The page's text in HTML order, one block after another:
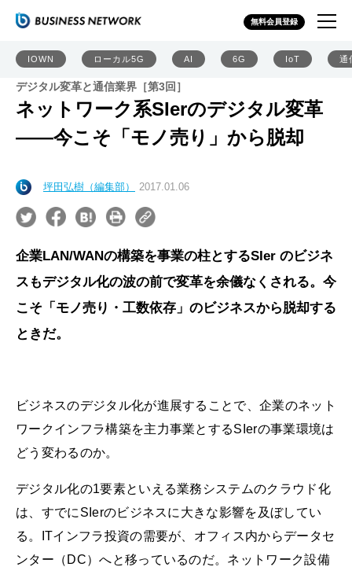
無料会員登録
IOWN ローカル5G AI 6G IoT 通
デジタル変革と通信業界［第3回］
ネットワーク系SIerのデジタル変革
――今こそ「モノ売り」から脱却
坪田弘樹（編集部） 2017.01.06
企業LAN/WANの構築を事業の柱とするSIer のビジネ
スもデジタル化の波の前で変革を余儀なくされる。今
こそ「モノ売り・工数依存」のビジネスから脱却する
ときだ。
ビジネスのデジタル化が進展することで、企業のネット
ワークインフラ構築を主力事業とするSIerの事業環境は
どう変わるのか。
デジタル化の1要素といえる業務システムのクラウド化
は、すでにSIerのビジネスに大きな影響を及ぼしてい
る。ITインフラ投資の需要が、オフィス内からデータセ
ンター（DC）へと移っているのだ。ネットワーク設備